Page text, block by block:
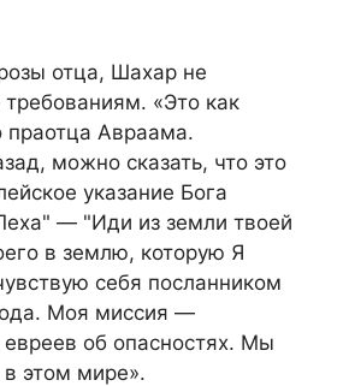
отца, Шахар не
«Это как
праотца Авраама.
можно сказать, что это
указание Бога
— "Иди из земли твоей
в землю, которую Я
себя посланником
Моя миссия —
об опасностях. Мы
в этом мире».